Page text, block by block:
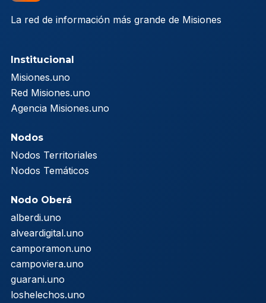
La red de información más grande de Misiones
Institucional
Misiones.uno
Red Misiones.uno
Agencia Misiones.uno
Nodos
Nodos Territoriales
Nodos Temáticos
Nodo Oberá
alberdi.uno
alveardigital.uno
camporamon.uno
campoviera.uno
guarani.uno
loshelechos.uno